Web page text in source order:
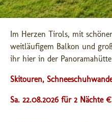
Im Herzen Tirols, mit
weitläufigem Balkon und
ihr hier in der
Skitouren,
Sa. 22.08.2026 für 2 Nächte